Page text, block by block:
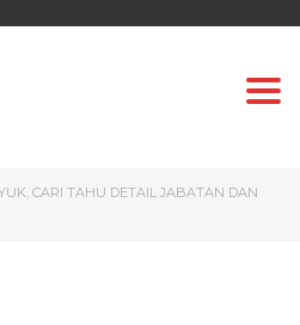
CARI TAHU DETAIL JABATAN DAN